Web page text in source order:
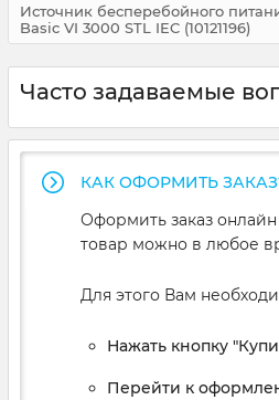
Источник бесперебойного
Basic VI 3000 STL IEC (10121196)
Часто задаваемые
КАК ОФОРМИТЬ
Оформить заказ
товар можно в любое
Для этого Вам
Нажать кнопку
Перейти к